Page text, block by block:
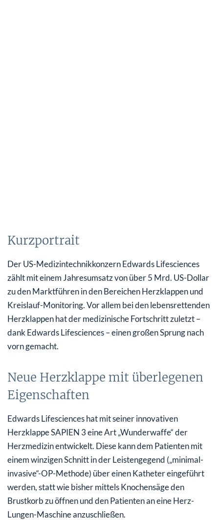
Kurzportrait
Der US-Medizintechnikkonzern Edwards Lifesciences
zählt mit einem Jahresumsatz von über 5 Mrd. US-Dollar
zu den Marktführen in den Bereichen Herzklappen und
Kreislauf-Monitoring. Vor allem bei den lebensrettenden
Herzklappen hat der medizinische Fortschritt zuletzt –
dank Edwards Lifesciences – einen großen Sprung nach
vorn gemacht.
Neue Herzklappe mit überlegenen
Eigenschaften
Edwards Lifesciences hat mit seiner innovativen
Herzklappe SAPIEN 3 eine Art „Wunderwaffe“ der
Herzmedizin entwickelt. Diese kann dem Patienten mit
einem winzigen Schnitt in der Leistengegend („minimal-
invasive“-OP-Methode) über einen Katheter eingeführt
werden, statt wie bisher mittels Knochensäge den
Brustkorb zu öffnen und den Patienten an eine Herz-
Lungen-Maschine anzuschließen.